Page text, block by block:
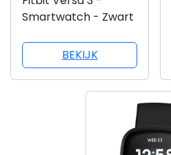
Smartwatch - Zwart
BEKIJK